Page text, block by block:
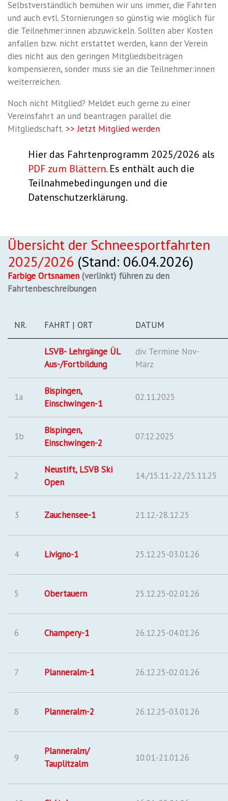
Selbstverständlich bemühen wir uns immer, die Fahrten
und auch evtl. Stornierungen so günstig wie möglich für
die Teilnehmer:innen abzuwickeln. Sollten aber Kosten
anfallen bzw. nicht erstattet werden, kann der Verein
dies nicht aus den geringen Mitgliedsbeiträgen
kompensieren, sonder muss sie an die Teilnehmer:innen
weiterreichen.
Noch nicht Mitglied? Meldet euch gerne zu einer
Vereinsfahrt an und beantragen parallel die
Mitgliedschaft. >> Jetzt Mitglied werden
Hier das Fahrtenprogramm 2025/2026 als
PDF zum Blättern.Es enthält auch die
Teilnahmebedingungen und die
Datenschutzerklärung.
Übersicht der Schneesportfahrten
2025/2026 (Stand: 06.04.2026)
Farbige Ortsnamen (verlinkt) führen zu den
Fahrtenbeschreibungen
NR. FAHRT | ORT DATUM
LSVB- Lehrgänge ÜL
Aus-/Fortbildung
div. Termine Nov-
März
1a
Bispingen,
Einschwingen-1
02.11.2025
1b
Bispingen,
Einschwingen-2
07.12.2025
2
Neustift, LSVB Ski
Open
14./15.11.-22./25.11.25
3 Zauchensee-1 21.12.-28.12.25
4 Livigno-1 25.12.25-03.01.26
5 Obertauern 25.12.25-02.01.26
6 Champery-1 26.12.25-04.01.26
7 Planneralm-1 26.12.25-02.01.26
8 Planneralm-2 26.12.25-03.01.26
9
Planneralm/
Tauplitzalm
10.01.-21.01.26